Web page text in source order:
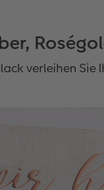
verleihen Sie